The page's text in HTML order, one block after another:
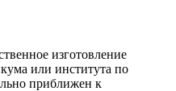
изготовление
или института по
приближен к